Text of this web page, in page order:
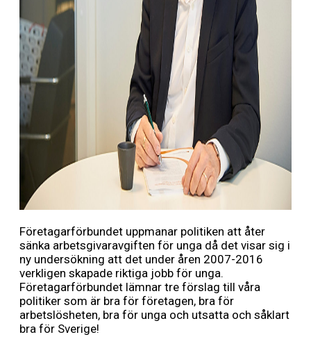
Företagarförbundet uppmanar politiken att åter
sänka arbetsgivaravgiften för unga då det visar sig i
ny undersökning att det under åren 2007-2016
verkligen skapade riktiga jobb för unga.
Företagarförbundet lämnar tre förslag till våra
politiker som är bra för företagen, bra för
arbetslösheten, bra för unga och utsatta och såklart
bra för Sverige!